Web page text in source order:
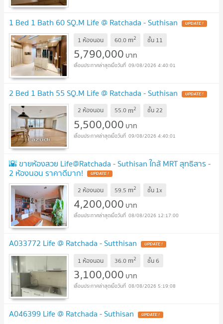
1 Bed 1 Bath 60 SQ.M Life @ Ratchada - Suthisan
1 ห้องนอน 60.0 m2 ชั้น 11
5,790,000 บาท
09/08/2026 4:40:01
2 Bed 1 Bath 55 SQ.M Life @ Ratchada - Suthisan
2 ห้องนอน 55.0 m2 ชั้น22
5,500,000 บาท
09/08/2026 4:40:01
🌇 ขายห้องสวย Life@Ratchada - Suthisan ใกล้ MRT สุทธิสาร -
2 ห้องนอน ราคาดีมาก!
2 ห้องนอน 59.5 m2 ชั้น 1x
4,200,000 บาท
08/08/2026 12:17:00
A033772 Life @ Ratchada - Sutthisan
1 ห้องนอน 36.0 m2 ชั้น6
3,100,000 บาท
08/08/2026 5:19:08
A046399 Life @ Ratchada - Suthisan